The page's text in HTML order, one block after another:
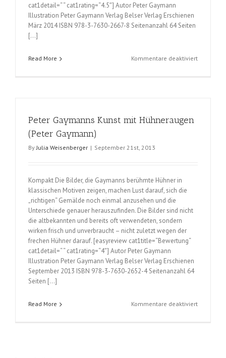
cat1detail=“ “ cat1rating=“4.5″] Autor Peter Gaymann
Illustration Peter Gaymann Verlag Belser Verlag Erschienen
März 2014 ISBN 978-3-7630-2667-8 Seitenanzahl 64 Seiten
[…]
Read More Kommentare deaktiviertfür
Peter Gaymanns Kunst mit Hühneraugen
(Peter Gaymann)
ByJulia Weisenberger | September 21st, 2013
Kompakt Die Bilder, die Gaymanns berühmte Hühner in
klassischen Motiven zeigen, machen Lust darauf, sich die
„richtigen“ Gemälde noch einmal anzusehen und die
Unterschiede genauer herauszufinden. Die Bilder sind nicht
die altbekannten und bereits oft verwendeten, sondern
wirken frisch und unverbraucht – nicht zuletzt wegen der
frechen Hühner darauf. [easyreview cat1title=“Bewertung“
cat1detail=“ “ cat1rating=“4″] Autor Peter Gaymann
Illustration Peter Gaymann Verlag Belser Verlag Erschienen
September 2013 ISBN 978-3-7630-2652-4 Seitenanzahl 64
Seiten […]
Read More Kommentare deaktiviertfür